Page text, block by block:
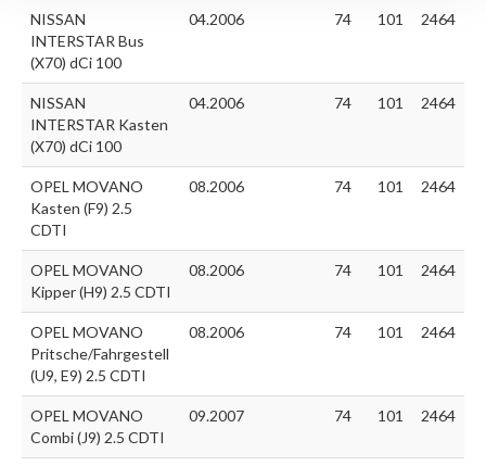
NISSAN
INTERSTAR Bus
(X70) dCi 100
04.2006 74 101 2464
NISSAN
INTERSTAR Kasten
(X70) dCi 100
04.2006 74 101 2464
OPEL MOVANO
Kasten (F9) 2.5
CDTI
08.2006 74 101 2464
OPEL MOVANO
Kipper (H9) 2.5 CDTI
08.2006 74 101 2464
OPEL MOVANO
Pritsche/Fahrgestell
(U9, E9) 2.5 CDTI
08.2006 74 101 2464
OPEL MOVANO
Combi (J9) 2.5 CDTI
09.2007 74 101 2464